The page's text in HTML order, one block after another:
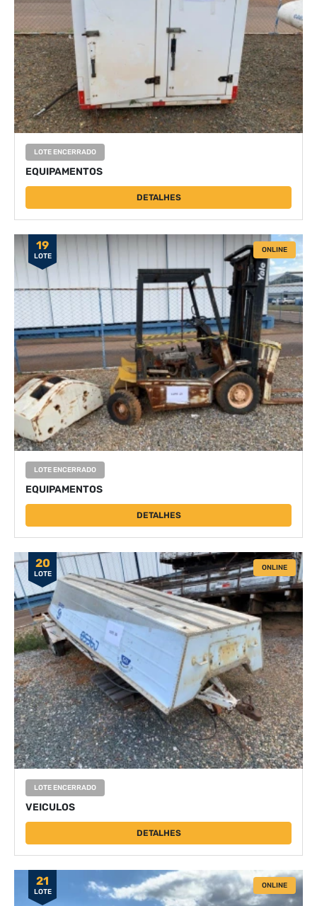
LOTE ENCERRADO
EQUIPAMENTOS
DETALHES
19
LOTE
ONLINE
LOTE ENCERRADO
EQUIPAMENTOS
DETALHES
20
LOTE
ONLINE
LOTE ENCERRADO
VEICULOS
DETALHES
21
LOTE
ONLINE